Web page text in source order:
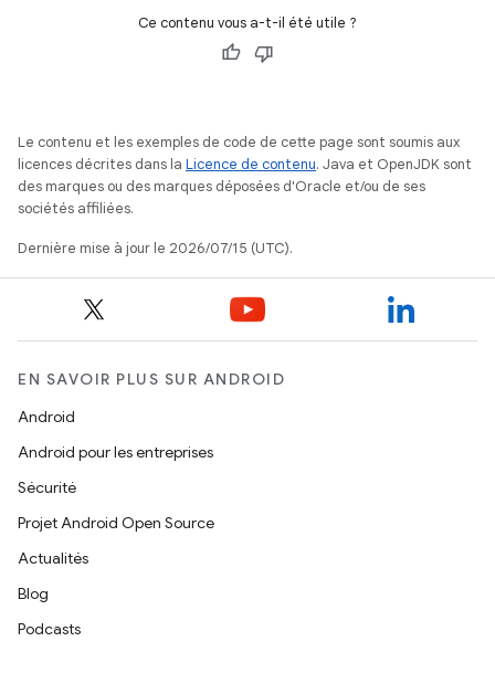
Ce contenu vous a-t-il été utile ?
Le contenu et les exemples de code de cette page sont soumis aux
licences décrites dans la Licence de contenu. Java et OpenJDK sont
des marques ou des marques déposées d'Oracle et/ou de ses
sociétés affiliées.
Dernière mise à jour le 2026/07/15 (UTC).
EN SAVOIR PLUS SUR ANDROID
Android
Android pour les entreprises
Sécurité
Projet Android Open Source
Actualités
Blog
Podcasts